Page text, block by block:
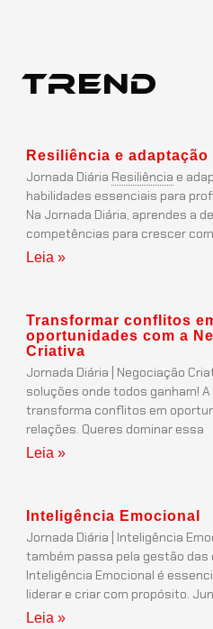
Trend
Resiliência e adaptação
Jornada Diária Resiliência e
habilidades essenciais para
Na Jornada Diária, aprendes a
competências para crescer
Leia »
Transformar conflitos
oportunidades com a
Criativa
Jornada Diária | Negociação
soluções onde todos ganham!
transforma conflitos em
relações. Queres dominar essa
Leia »
Inteligência Emocional
Jornada Diária | Inteligência
também passa pela gestão das
Inteligência Emocional é
liderar e criar com propósito.
Leia »